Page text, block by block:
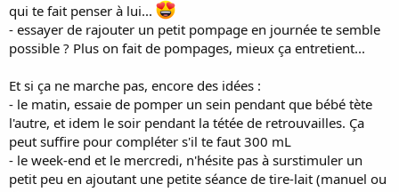
qui te fait penser à lui...
- essayer de rajouter un petit pompage en journée te semble
possible ? Plus on fait de pompages, mieux ça entretient...
Et si ça ne marche pas, encore des idées :
- le matin, essaie de pomper un sein pendant que bébé tète
l'autre, et idem le soir pendant la tétée de retrouvailles. Ça
peut suffire pour compléter s'il te faut 300 mL
- le week-end et le mercredi, n'hésite pas à surstimuler un
petit peu en ajoutant une petite séance de tire-lait (manuel ou